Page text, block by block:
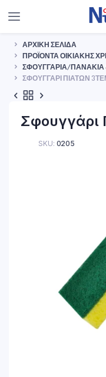
ΑΡΧΙΚΉ ΣΕΛΊΔΑ
ΠΡΟΪΌΝΤΑ ΟΙΚΙΑΚΉΣ
ΣΦΟΥΓΓΆΡΙΑ/ΠΑΝΆΚΙΑ
ΣΦΟΥΓΓΆΡΙ ΠΙΆΤΩΝ
Σφουγγάρι
SKU: 0205